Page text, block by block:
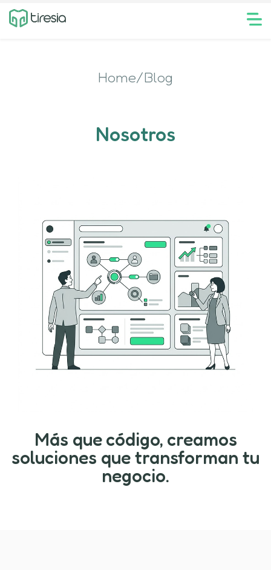
Home/Blog
Nosotros
Más que código, creamos
soluciones que transforman tu
negocio.